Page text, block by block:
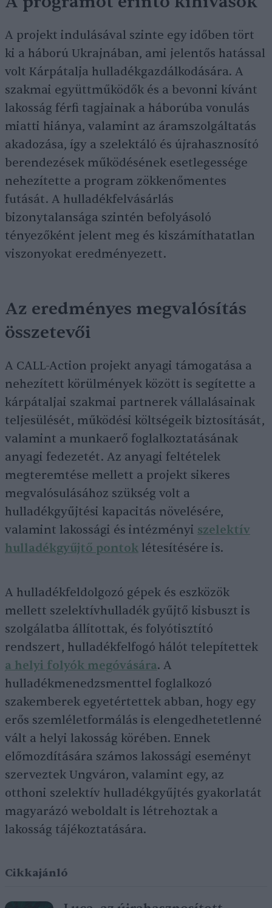
A projekt indulásával szinte egy időben tört
ki a háború Ukrajnában, ami jelentős hatással
volt Kárpátalja hulladékgazdálkodására. A
szakmai együttműködők és a bevonni kívánt
lakosság férfi tagjainak a háborúba vonulás
miatti hiánya, valamint az áramszolgáltatás
akadozása, így a szelektáló és újrahasznosító
berendezések működésének esetlegessége
nehezítette a program zökkenőmentes
futását. A hulladékfelvásárlás
bizonytalansága szintén befolyásoló
tényezőként jelent meg és kiszámíthatatlan
viszonyokat eredményezett.
Az eredményes megvalósítás
összetevői
A CALL-Action projekt anyagi támogatása a
nehezített körülmények között is segítette a
kárpátaljai szakmai partnerek vállalásainak
teljesülését, működési költségeik biztosítását,
valamint a munkaerő foglalkoztatásának
anyagi fedezetét. Az anyagi feltételek
megteremtése mellett a projekt sikeres
megvalósulásához szükség volt a
hulladékgyűjtési kapacitás növelésére,
valamint lakossági és intézményi szelektív
hulladékgyűjtő pontok létesítésére is.
A hulladékfeldolgozó gépek és eszközök
mellett szelektívhulladék gyűjtő kisbuszt is
szolgálatba állítottak, és folyótisztító
rendszert, hulladékfelfogó hálót telepítettek
a helyi folyók megóvására. A
hulladékmenedzsmenttel foglalkozó
szakemberek egyetértettek abban, hogy egy
erős szemléletformálás is elengedhetetlenné
vált a helyi lakosság körében. Ennek
előmozdítására számos lakossági eseményt
szerveztek Ungváron, valamint egy, az
otthoni szelektív hulladékgyűjtés gyakorlatát
magyarázó weboldalt is létrehoztak a
lakosság tájékoztatására.
Cikkajánló